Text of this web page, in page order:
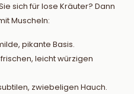
sich für lose Kräuter? Dann
Muscheln:
pikante Basis.
leicht würzigen
zwiebeligen Hauch.